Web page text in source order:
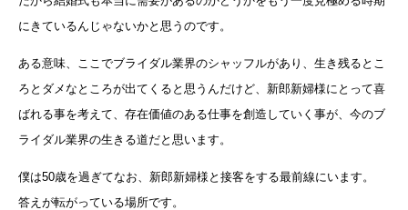
にきているんじゃないかと思うのです。
ある意味、ここでブライダル業界のシャッフルがあり、生き残るとこ
ろとダメなところが出てくると思うんだけど、新郎新婦様にとって喜
ばれる事を考えて、存在価値のある仕事を創造していく事が、今のブ
ライダル業界の生きる道だと思います。
僕は50歳を過ぎてなお、新郎新婦様と接客をする最前線にいます。
答えが転がっている場所です。